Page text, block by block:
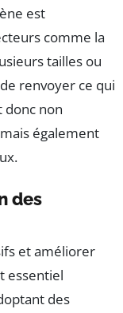
est
comme la
tailles ou
renvoyer ce qui
donc non
également
des
et améliorer
essentiel
des